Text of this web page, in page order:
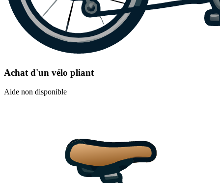
Achat d'un vélo pliant
Aide non disponible